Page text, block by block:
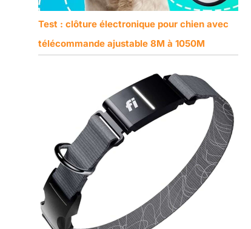
Test : clôture électronique pour chien avec
télécommande ajustable 8M à 1050M